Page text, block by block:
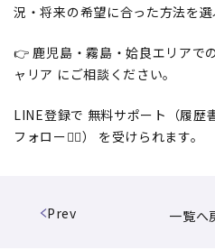
況・将来の希望に合った方法を
👉 鹿児島・霧島・姶良エリアで
ャリア にご相談ください。
LINE登録で 無料サポート（履歴
フォロー🙆‍♀️） を受けられます。
一覧へ
Prev